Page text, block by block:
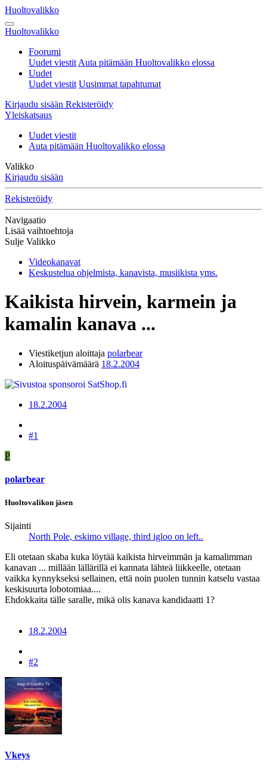
Huoltovalikko
Huoltovalikko
Foorumi
Uudet viestit Auta pitämään Huoltovalikko elossa
Uudet
Uudet viestit Uusimmat tapahtumat
Kirjaudu sisään Rekisteröidy
Yleiskatsaus
Uudet viestit
Auta pitämään Huoltovalikko elossa
Valikko
Kirjaudu sisään
Rekisteröidy
Navigaatio
Lisää vaihtoehtoja
Sulje Valikko
Videokanavat
Keskustelua ohjelmista, kanavista, musiikista yms.
Kaikista hirvein, karmein ja
kamalin kanava ...
Viestiketjun aloittaja polarbear
Aloituspäivämäärä 18.2.2004
18.2.2004
#1
P
polarbear
Huoltovalikon jäsen
Sijainti
North Pole, eskimo village, third igloo on left..
Eli otetaan skaba kuka löytää kaikista hirveimmän ja kamalimman
kanavan ... millään lällärillä ei kannata lähteä liikkeelle, otetaan
vaikka kynnykseksi sellainen, että noin puolen tunnin katselu vastaa
keskisuurta lobotomiaa....
Ehdokkaita tälle saralle, mikä olis kanava kandidaatti 1?
18.2.2004
#2
Vkeys